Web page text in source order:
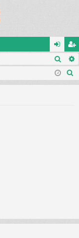
al
og
ar
ej